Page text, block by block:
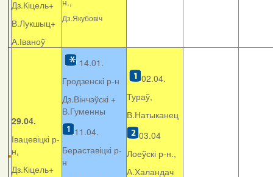
Дз.Кіцель+
В.Лукшыц+
А.Іваноў
Дз.Якубовіч
29.04.
Івацевіцкі р-
н,
Дз.Кіцель+
14.01.
Гродзенскі р-н
Дз.Вінчэўскі +
В.Гуменны
11.04.
Бераставіцкі р-
н
02.04.
Тураў,
В.Натыканец
03.04
Лоеўскі р-н.,
А.Халандач